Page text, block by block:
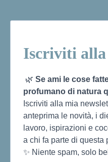
Iscriviti alla
🌿 Se ami le cose
profumano di natura
Iscriviti alla mia
anteprima le novità, i
lavoro, ispirazioni e
a chi fa parte di questa
✨ Niente spam, solo